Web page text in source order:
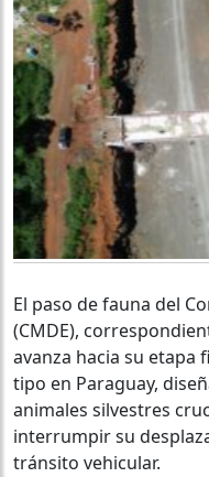
El paso de fauna del
(CMDE),
avanza hacia su etapa
tipo en Paraguay,
animales silvestres
interrumpir su
tránsito vehicular.